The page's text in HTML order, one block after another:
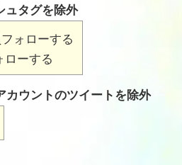
ュタグを除外
ォローする
ローする
カウントのツイートを除外